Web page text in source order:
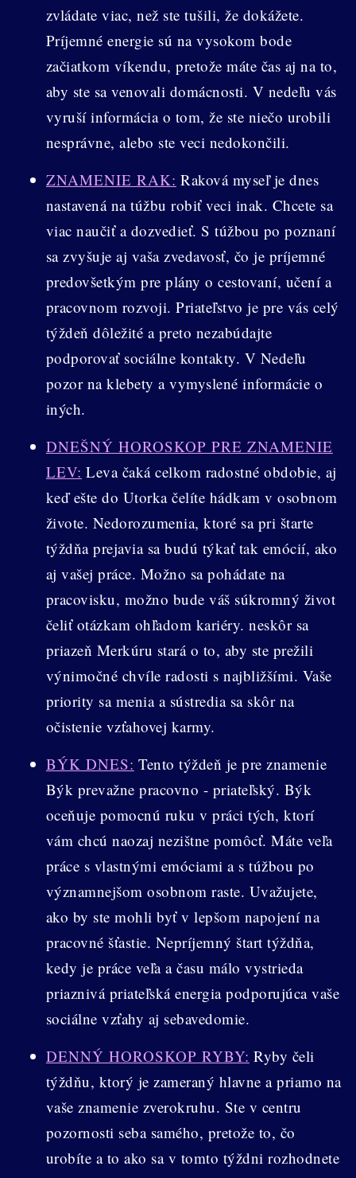
zvládate viac, než ste tušili, že dokážete.
Príjemné energie sú na vysokom bode
začiatkom víkendu, pretože máte čas aj na to,
aby ste sa venovali domácnosti. V nedeľu vás
vyruší informácia o tom, že ste niečo urobili
nesprávne, alebo ste veci nedokončili.
ZNAMENIE RAK: Raková myseľ je dnes
nastavená na túžbu robiť veci inak. Chcete sa
viac naučiť a dozvedieť. S túžbou po poznaní
sa zvyšuje aj vaša zvedavosť, čo je príjemné
predovšetkým pre plány o cestovaní, učení a
pracovnom rozvoji. Priateľstvo je pre vás celý
týždeň dôležité a preto nezabúdajte
podporovať sociálne kontakty. V Nedeľu
pozor na klebety a vymyslené informácie o
iných.
DNEŠNÝ HOROSKOP PRE ZNAMENIE
LEV: Leva čaká celkom radostné obdobie, aj
keď ešte do Utorka čelíte hádkam v osobnom
živote. Nedorozumenia, ktoré sa pri štarte
týždňa prejavia sa budú týkať tak emócií, ako
aj vašej práce. Možno sa pohádate na
pracovisku, možno bude váš súkromný život
čeliť otázkam ohľadom kariéry. neskôr sa
priazeň Merkúru stará o to, aby ste prežili
výnimočné chvíle radosti s najbližšími. Vaše
priority sa menia a sústredia sa skôr na
očistenie vzťahovej karmy.
BÝK DNES: Tento týždeň je pre znamenie
Býk prevažne pracovno - priateľský. Býk
oceňuje pomocnú ruku v práci tých, ktorí
vám chcú naozaj nezištne pomôcť. Máte veľa
práce s vlastnými emóciami a s túžbou po
významnejšom osobnom raste. Uvažujete,
ako by ste mohli byť v lepšom napojení na
pracovné šťastie. Nepríjemný štart týždňa,
kedy je práce veľa a času málo vystrieda
priaznivá priateľská energia podporujúca vaše
sociálne vzťahy aj sebavedomie.
DENNÝ HOROSKOP RYBY: Ryby čeli
týždňu, ktorý je zameraný hlavne a priamo na
vaše znamenie zverokruhu. Ste v centru
pozornosti seba samého, pretože to, čo
urobíte a to ako sa v tomto týždni rozhodnete